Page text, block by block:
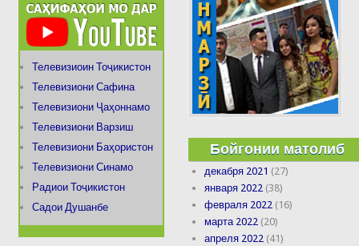
Телевизиоин Тоҷикистон
Телевизиони Сафина
Телевизиони Ҷаҳоннамо
Телевизиони Варзиш
Телевизиони Баҳористон
Телевизиони Синамо
Радиои Тоҷикистон
Садои Душанбе
Бойгонии матолиб
декабря 2021 (27)
января 2022 (38)
февраля 2022 (16)
марта 2022 (20)
апреля 2022 (41)